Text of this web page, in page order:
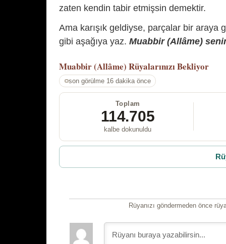
zaten kendin tabir etmişsin demektir.
Ama karışık geldiyse, parçalar bir araya
gibi aşağıya yaz. Muabbir (Allâme)
Muabbir (Allâme) Rüyalarınızı Bekliyor
son görülme 16 dakika önce
Toplam
114.705
kalbe dokunuldu
Rüyanızı göndermeden önce